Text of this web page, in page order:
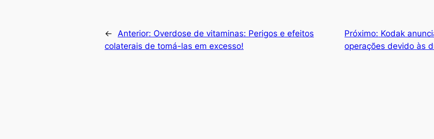
← Anterior: Overdose de vitaminas: Perigos e efeitos
colaterais de tomá-las em excesso!
Próximo: Kodak
operações devido às